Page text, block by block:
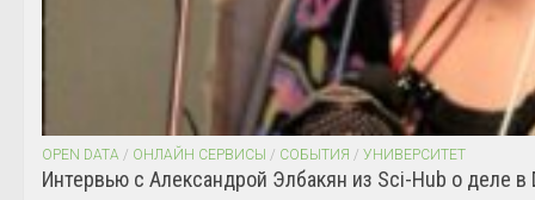
OPEN DATA / ОНЛАЙН СЕРВИСЫ / СОБЫТИЯ / УНИВЕРСИТЕТ
Интервью с Александрой Элбакян из Sci-Hub о деле в